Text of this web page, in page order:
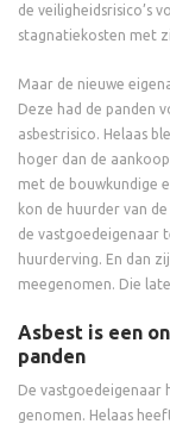
de veiligheidsrisico’s
stagnatiekosten met
Maar de nieuwe
Deze had de panden
asbestrisico. Helaas
hoger dan de
met de bouwkundige
kon de huurder van
de vastgoedeigenaar
huurderving. En dan
meegenomen. Die
Asbest is een
panden
De vastgoedeigenaar
genomen. Helaas